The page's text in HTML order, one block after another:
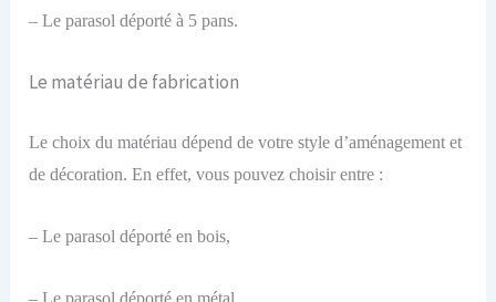
– Le parasol déporté à 5 pans.
Le matériau de fabrication
Le choix du matériau dépend de votre style d’aménagement et
de décoration. En effet, vous pouvez choisir entre :
– Le parasol déporté en bois,